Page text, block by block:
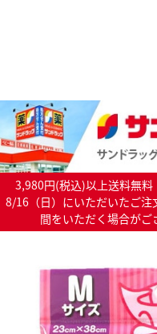
3,980円(税込)以上送料無
8/16（日）にいただいたご
間をいただく場合がご